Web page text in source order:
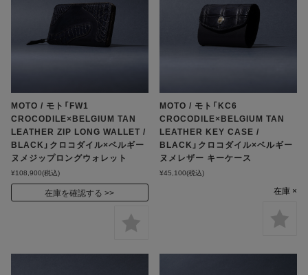
MOTO / モト「FW1
CROCODILE×BELGIUM TAN
LEATHER ZIP LONG WALLET /
BLACK」クロコダイル×ベルギー
ヌメジップロングウォレット
¥108,900(税込)
在庫を確認する
MOTO / モト「KC6
CROCODILE×BELGIUM TAN
LEATHER KEY CASE /
BLACK」クロコダイル×ベルギー
ヌメレザー キーケース
¥45,100(税込)
在庫 ×